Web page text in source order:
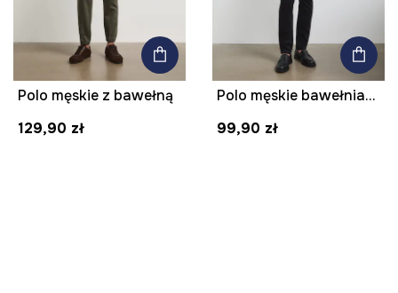
Polo męskie z bawełną
129,90 zł
Polo męskie bawełniane z elastanem gładkie
99,90 zł